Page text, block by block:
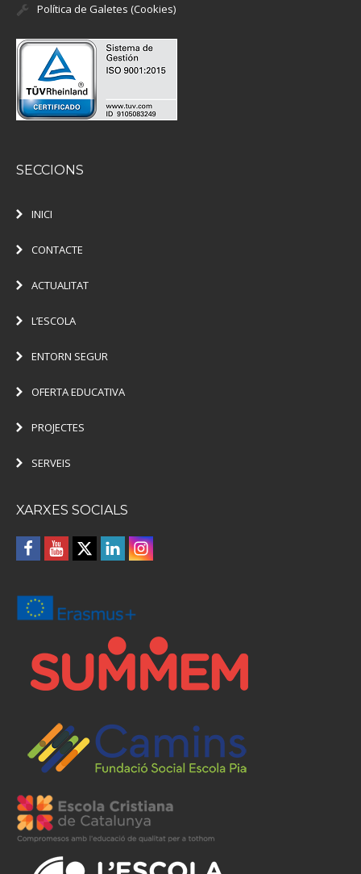
Política de Galetes (Cookies)
SECCIONS
INICI
CONTACTE
ACTUALITAT
L’ESCOLA
ENTORN SEGUR
OFERTA EDUCATIVA
PROJECTES
SERVEIS
XARXES SOCIALS